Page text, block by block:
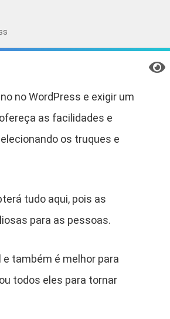
no WordPress e exigir um
as facilidades e
os truques e
tudo aqui, pois as
para as pessoas.
também é melhor para
todos eles para tornar